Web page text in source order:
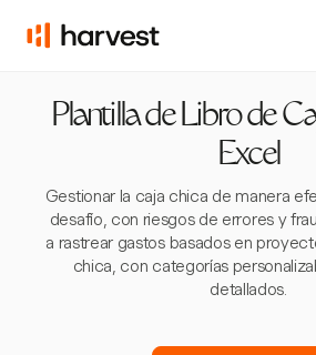
Plantilla de Libro de
Excel
Gestionar la caja chica de manera
desafío, con riesgos de errores y
a rastrear gastos basados en
chica, con categorías
detallados.